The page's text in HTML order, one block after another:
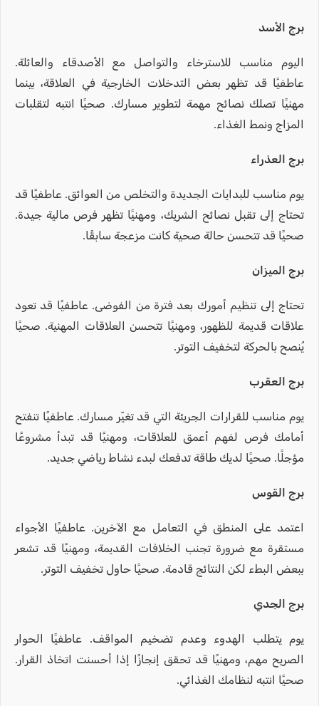
برج الأسد
اليوم مناسب للاسترخاء والتواصل مع الأصدقاء والعائلة.
عاطفيًا قد تظهر بعض التدخلات الخارجية في العلاقة، بينما
مهنيًا تصلك نصائح مهمة لتطوير مسارك. صحيًا انتبه لتقلبات
المزاج ونمط الغذاء.
برج العذراء
يوم مناسب للبدايات الجديدة والتخلص من العوائق. عاطفيًا قد
تحتاج إلى تقبل نصائح الشريك، ومهنيًا تظهر فرص مالية جيدة.
صحيًا قد تتحسن حالة صحية كانت مزعجة سابقًا.
برج الميزان
تحتاج إلى تنظيم أمورك بعد فترة من الفوضى. عاطفيًا قد تعود
علاقات قديمة للظهور، ومهنيًا تتحسن العلاقات المهنية. صحيًا
يُنصح بالحركة لتخفيف التوتر.
برج العقرب
يوم مناسب للقرارات الجريئة التي قد تغيّر مسارك. عاطفيًا تنفتح
أمامك فرص لفهم أعمق للعلاقات، ومهنيًا قد تبدأ مشروعًا
مؤجلًا. صحيًا لديك طاقة تدفعك لبدء نشاط رياضي جديد.
برج القوس
اعتمد على المنطق في التعامل مع الآخرين. عاطفيًا الأجواء
مستقرة مع ضرورة تجنب الخلافات القديمة، ومهنيًا قد تشعر
ببعض البطء لكن النتائج قادمة. صحيًا حاول تخفيف التوتر.
برج الجدي
يوم يتطلب الهدوء وعدم تضخيم المواقف. عاطفيًا الحوار
الصريح مهم، ومهنيًا قد تحقق إنجازًا إذا أحسنت اتخاذ القرار.
صحيًا انتبه لنظامك الغذائي.